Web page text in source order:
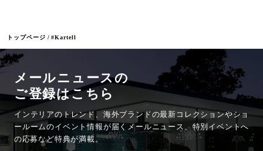
トップページ #Kartell
メールニュースの
ご登録はこちら
インテリアのトレンド、海外ブランドの最新コレクションやショ
ールームのイベント情報が 届くメールニュース、特別イベントへ
の応募など特典が満載。